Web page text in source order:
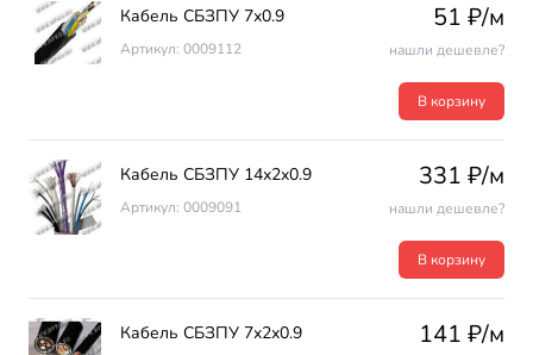
Кабель СБЗПУ 7х0.9
Артикул: 0009112
51 ₽/м
нашли дешевле?
В корзину
Кабель СБЗПУ 14х2х0.9
Артикул: 0009091
331 ₽/м
нашли дешевле?
В корзину
Кабель СБЗПУ 7х2х0.9 141 ₽/м